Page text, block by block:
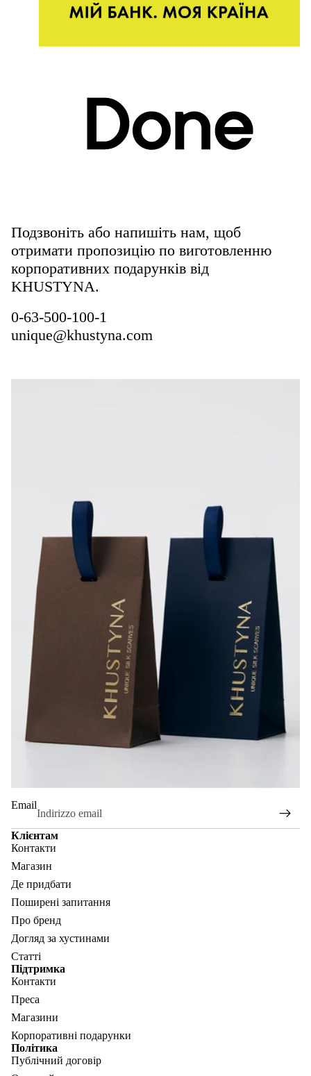
Подзвоніть або напишіть нам, щоб
отримати пропозицію по виготовленню
корпоративних подарунків від
KHUSTYNA.
0-63-500-100-1
unique@khustyna.com
Email
Клієнтам
Контакти
Магазин
Де придбати
Поширені запитання
Про бренд
Догляд за хустинами
Статті
Підтримка
Контакти
Преса
Магазини
Корпоративні подарунки
Політика
Публічний договір